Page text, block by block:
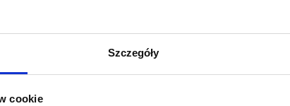
Szczegóły
cookie
Znajduje się on w Westfield Mokotów
agd.
beauty z lokówkami, suszarkami i produktami
europejski stacjonarny punkt Dreame w galerii